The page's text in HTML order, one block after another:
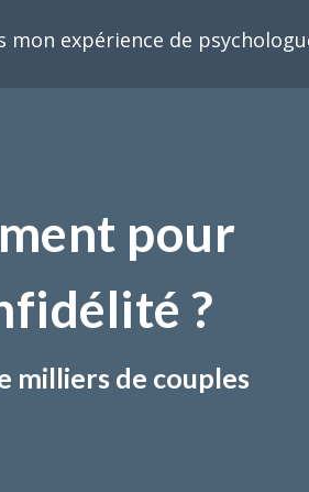
mon expérience de
pour
?
milliers de couples